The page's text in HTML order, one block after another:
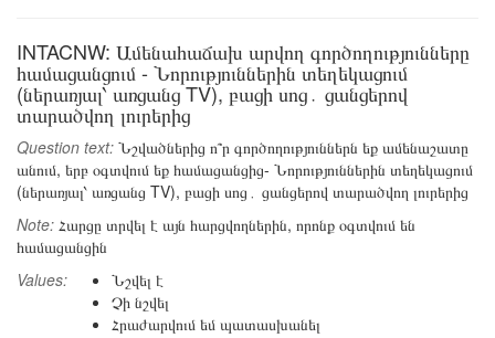
INTACNW: Ամենահաճախ արվող գործողությունները
համացանցում - Նորություններին տեղեկացում
(ներառյալ՝ առցանց TV), բացի սոց․ ցանցերով
տարածվող լուրերից
Question text: Նշվածներից ո՞ր գործողություններն եք ամենաշատը
անում, երբ օգտվում եք համացանցից- Նորություններին տեղեկացում
(ներառյալ՝ առցանց TV), բացի սոց․ ցանցերով տարածվող լուրերից
Note: Հարցը տրվել է այն հարցվողներին, որոնք օգտվում են
համացանցին
Values:
Նշվել է
Չի նշվել
Հրաժարվում եմ պատասխանել